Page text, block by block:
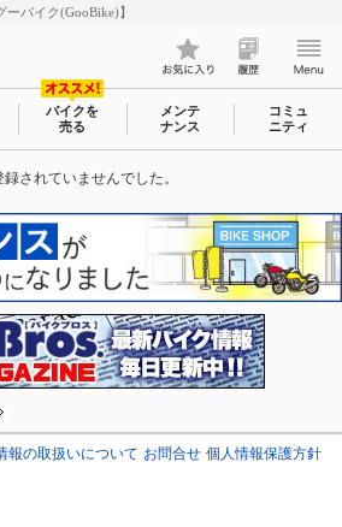
バイク(GooBike)】
バイクを
売る
メンテ
ナンス
コミュ
ニティ
されていませんでした。
報の取扱いについて お問合せ 個人情報保護方針